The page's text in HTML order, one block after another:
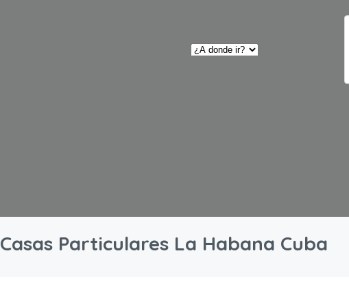
Casas Particulares La Habana Cuba